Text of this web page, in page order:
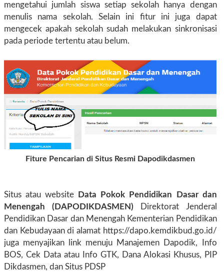
mengetahui jumlah siswa setiap sekolah hanya dengan
menulis nama sekolah. Selain ini fitur ini juga dapat
mengecek apakah sekolah sudah melakukan sinkronisasi
pada periode tertentu atau belum.
Fiture Pencarian di Situs Resmi Dapodikdasmen
Situs atau website
Data Pokok Pendidikan Dasar dan
Menengah (DAPODIKDASMEN) Direktorat Jenderal
Pendidikan Dasar dan Menengah Kementerian Pendidikan
dan Kebudayaan di alamat https://dapo.kemdikbud.go.id/
juga menyajikan link menuju Manajemen Dapodik, Info
BOS, Cek Data atau Info GTK, Dana Alokasi Khusus, PIP
Dikdasmen, dan Situs PDSP